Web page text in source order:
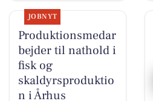
JOBNYT
Produktionsmedar
bejder til nathold i
fisk og
skaldyrsproduktio
n i Århus